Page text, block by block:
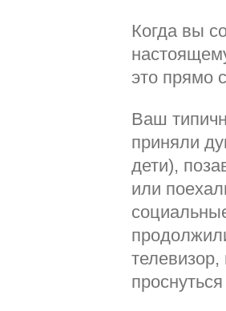
Когда вы
это прямо
Ваш
приняли
дети),
или